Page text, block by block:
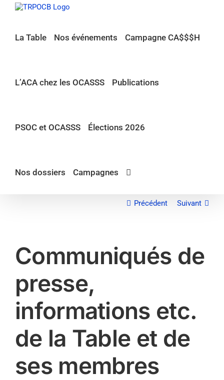
Passer
La Table Nos événements Campagne CA$$$H
L’ACA chez les OCASSS Publications
PSOC et OCASSS Élections 2026
Nos dossiers Campagnes
Précédent Suivant
Communiqués de
presse,
informations etc.
de la Table et de
ses membres